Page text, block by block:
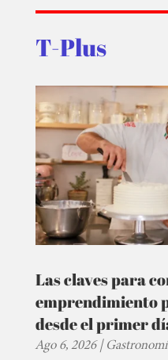
T-Plus
Las claves para
emprendimiento
desde el primer
Ago 6, 2026|